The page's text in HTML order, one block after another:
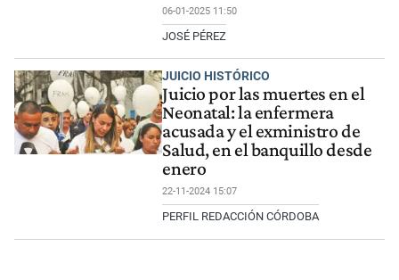
06-01-2025 11:50
JOSÉ PÉREZ
JUICIO HISTÓRICO
Juicio por las muertes en el
Neonatal: la enfermera
acusada y el exministro de
Salud, en el banquillo desde
enero
22-11-2024 15:07
PERFIL REDACCIÓN CÓRDOBA